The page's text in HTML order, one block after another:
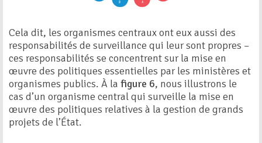
Cela dit, les organismes centraux ont eux aussi des
responsabilités de surveillance qui leur sont propres –
ces responsabilités se concentrent sur la mise en
œuvre des politiques essentielles par les ministères et
organismes publics. À la figure 6, nous illustrons le
cas d’un organisme central qui surveille la mise en
œuvre des politiques relatives à la gestion de grands
projets de l’État.